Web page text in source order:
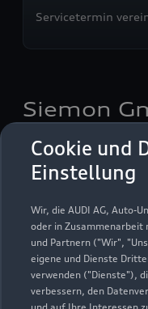
Cookie und
Einstellung
Wir, die AUDI AG, Auto-
oder in Zusammenarbeit
und Partnern ("Wir",
eigene und Dienste
verwenden ("Dienste"),
verbessern, den
Servicetermin
Siemon
Servicepartner e-